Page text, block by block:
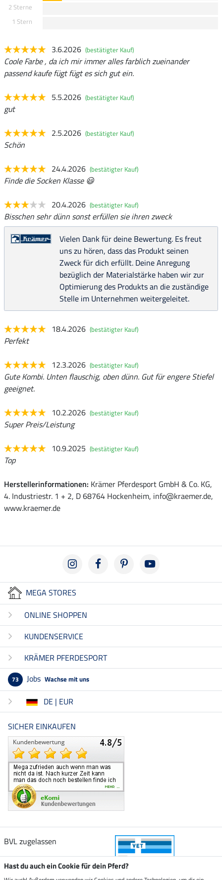
2 Sterne
1 Stern
3.6.2026 (bestätigter Kauf)
Coole Farbe , da ich mir immer alles farblich zueinander
passend kaufe fügt fügt es sich gut ein.
5.5.2026 (bestätigter Kauf)
gut
2.5.2026 (bestätigter Kauf)
Schön
24.4.2026 (bestätigter Kauf)
Finde die Socken Klasse 😃
20.4.2026 (bestätigter Kauf)
Bisschen sehr dünn sonst erfüllen sie ihren zweck
Vielen Dank für deine Bewertung. Es freut
uns zu hören, dass das Produkt seinen
Zweck für dich erfüllt. Deine Anregung
bezüglich der Materialstärke haben wir zur
Optimierung des Produkts an die zuständige
Stelle im Unternehmen weitergeleitet.
18.4.2026 (bestätigter Kauf)
Perfekt
12.3.2026 (bestätigter Kauf)
Gute Kombi. Unten flauschig, oben dünn. Gut für engere Stiefel
geeignet.
10.2.2026 (bestätigter Kauf)
Super Preis/Leistung
10.9.2025 (bestätigter Kauf)
Top
Herstellerinformationen: Krämer Pferdesport GmbH & Co. KG,
4. Industriestr. 1 + 2, D 68764 Hockenheim, info@kraemer.de,
www.kraemer.de
MEGA STORES
ONLINE SHOPPEN
KUNDENSERVICE
KRÄMER PFERDESPORT
73 Jobs Wachse mit uns
DE | EUR
SICHER EINKAUFEN
BVL zugelassen
Hast du auch ein Cookie für dein Pferd?